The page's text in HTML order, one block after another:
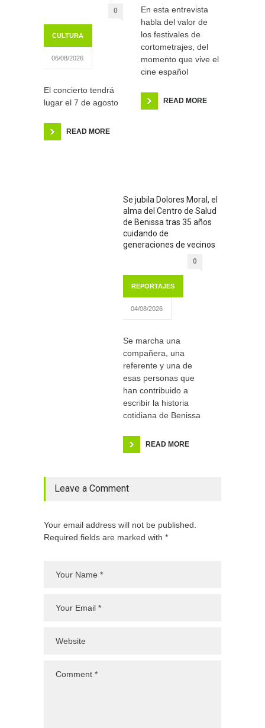
0
CULTURA
06/08/2026
El concierto tendrá
lugar el 7 de agosto
READ MORE
En esta entrevista
habla del valor de
los festivales de
cortometrajes, del
momento que vive el
cine español
READ MORE
Se jubila Dolores Moral, el
alma del Centro de Salud
de Benissa tras 35 años
cuidando de
generaciones de vecinos
0
REPORTAJES
04/08/2026
Se marcha una
compañera, una
referente y una de
esas personas que
han contribuido a
escribir la historia
cotidiana de Benissa
READ MORE
Leave a Comment
Your email address will not be published.
Required fields are marked with *